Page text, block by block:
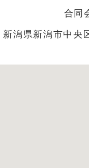
合同
新潟県新潟市中央